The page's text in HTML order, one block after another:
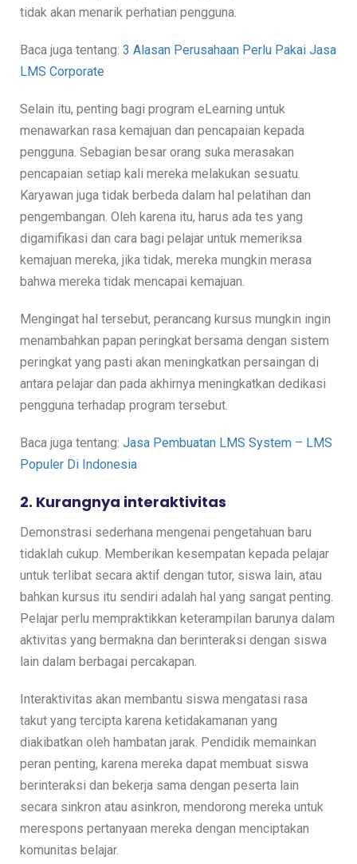
tidak akan menarik perhatian pengguna.
Baca juga tentang: 3 Alasan Perusahaan Perlu Pakai Jasa
LMS Corporate
Selain itu, penting bagi program eLearning untuk
menawarkan rasa kemajuan dan pencapaian kepada
pengguna. Sebagian besar orang suka merasakan
pencapaian setiap kali mereka melakukan sesuatu.
Karyawan juga tidak berbeda dalam hal pelatihan dan
pengembangan. Oleh karena itu, harus ada tes yang
digamifikasi dan cara bagi pelajar untuk memeriksa
kemajuan mereka, jika tidak, mereka mungkin merasa
bahwa mereka tidak mencapai kemajuan.
Mengingat hal tersebut, perancang kursus mungkin ingin
menambahkan papan peringkat bersama dengan sistem
peringkat yang pasti akan meningkatkan persaingan di
antara pelajar dan pada akhirnya meningkatkan dedikasi
pengguna terhadap program tersebut.
Baca juga tentang: Jasa Pembuatan LMS System – LMS
Populer Di Indonesia
2. Kurangnya interaktivitas
Demonstrasi sederhana mengenai pengetahuan baru
tidaklah cukup. Memberikan kesempatan kepada pelajar
untuk terlibat secara aktif dengan tutor, siswa lain, atau
bahkan kursus itu sendiri adalah hal yang sangat penting.
Pelajar perlu mempraktikkan keterampilan barunya dalam
aktivitas yang bermakna dan berinteraksi dengan siswa
lain dalam berbagai percakapan.
Interaktivitas akan membantu siswa mengatasi rasa
takut yang tercipta karena ketidakamanan yang
diakibatkan oleh hambatan jarak. Pendidik memainkan
peran penting, karena mereka dapat membuat siswa
berinteraksi dan bekerja sama dengan peserta lain
secara sinkron atau asinkron, mendorong mereka untuk
merespons pertanyaan mereka dengan menciptakan
komunitas belajar.